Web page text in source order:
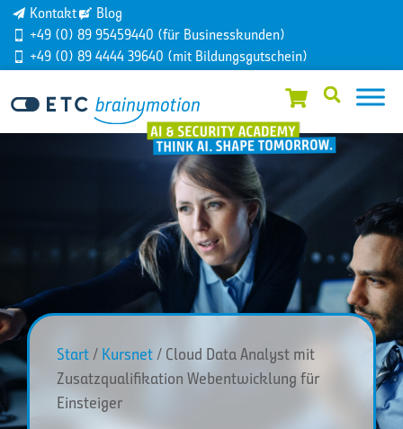
Kontakt
Blog
+49 (0) 89 95459440 (für Businesskunden)
+49 (0) 89 4444 39640 (mit Bildungsgutschein)
Start / Kursnet/ Cloud Data Analyst mit
Zusatzqualifikation Webentwicklung für
Einsteiger